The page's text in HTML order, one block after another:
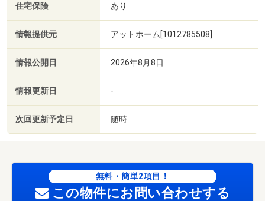
住宅保険 あり
情報提供元 アットホーム[1012785508]
情報公開日 2026年8月8日
情報更新日 -
次回更新予定日 随時
無料・簡単2項目！
この物件にお問い合わせする